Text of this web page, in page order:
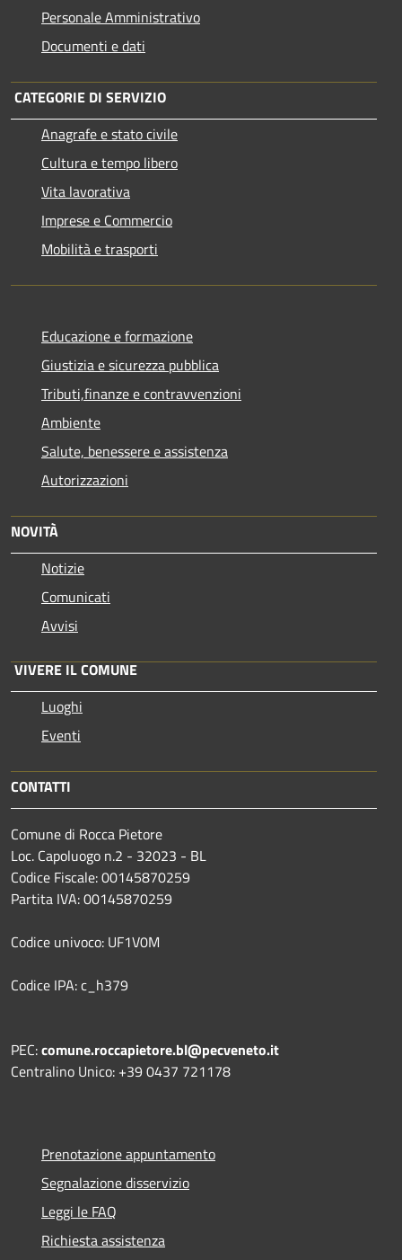
Personale Amministrativo
Documenti e dati
CATEGORIE DI SERVIZIO
Anagrafe e stato civile
Cultura e tempo libero
Vita lavorativa
Imprese e Commercio
Mobilità e trasporti
Educazione e formazione
Giustizia e sicurezza pubblica
Tributi,finanze e contravvenzioni
Ambiente
Salute, benessere e assistenza
Autorizzazioni
NOVITÀ
Notizie
Comunicati
Avvisi
VIVERE IL COMUNE
Luoghi
Eventi
CONTATTI
Comune di Rocca Pietore
Loc. Capoluogo n.2 - 32023 - BL
Codice Fiscale: 00145870259
Partita IVA: 00145870259
Codice univoco: UF1V0M
Codice IPA: c_h379
PEC:comune.roccapietore.bl@pecveneto.it
Centralino Unico: +39 0437 721178
Prenotazione appuntamento
Segnalazione disservizio
Leggi le FAQ
Richiesta assistenza